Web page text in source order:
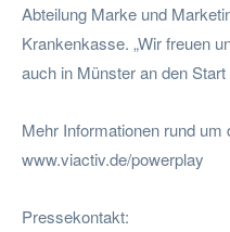
Abteilung Marke und
Krankenkasse. „Wir freuen
auch in Münster an den Start
Mehr Informationen rund
www.viactiv.de/powerplay
Pressekontakt: